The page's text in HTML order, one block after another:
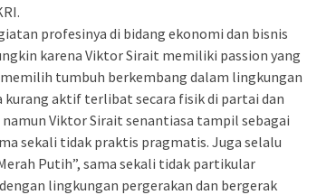
profesinya di bidang ekonomi dan bisnis
karena Viktor Sirait memiliki passion yang
tumbuh berkembang dalam lingkungan
kurang aktif terlibat secara fisik di partai dan
Viktor Sirait senantiasa tampil sebagai
sekali tidak praktis pragmatis. Juga selalu
Putih”, sama sekali tidak partikular
lingkungan pergerakan dan bergerak